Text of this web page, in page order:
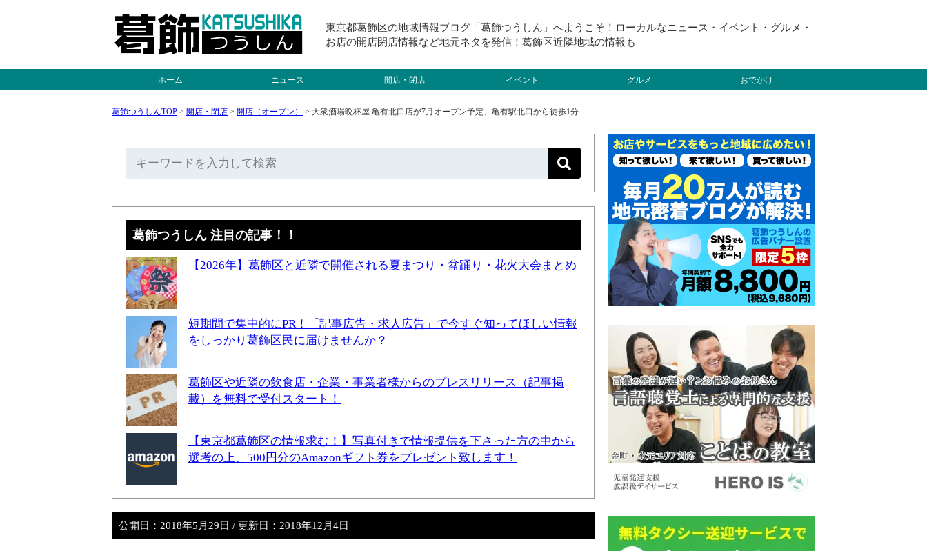
東京都葛飾区の地域情報ブログ「葛飾つうしん」へようこそ！ローカルなニュース・イベント・グルメ・
お店の開店閉店情報など地元ネタを発信！葛飾区近隣地域の情報も
ホーム ニュース 開店・閉店 イベント グルメ おでかけ
葛飾つうしんTOP > 開店・閉店 > 開店（オープン） > 大衆酒場晩杯屋 亀有北口店が7月オープン予定、亀有駅北口から徒歩1分
葛飾つうしん 注目の記事！！
【2026年】葛飾区と近隣で開催される夏まつり・盆踊り・花火大会まとめ
短期間で集中的にPR！「記事広告・求人広告」で今すぐ知ってほしい情報
をしっかり葛飾区民に届けませんか？
葛飾区や近隣の飲食店・企業・事業者様からのプレスリリース（記事掲
載）を無料で受付スタート！
【東京都葛飾区の情報求む！】写真付きで情報提供を下さった方の中から
選考の上、500円分のAmazonギフト券をプレゼント致します！
公開日： 2018年5月29日 / 更新日： 2018年12月4日